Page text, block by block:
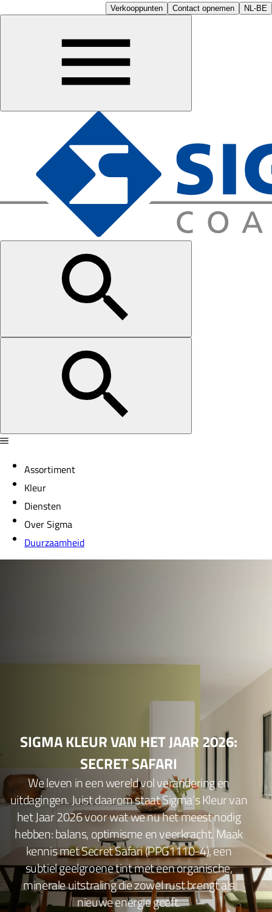
Verkooppunten Contact opnemen NL-BE
Assortiment
Kleur
Diensten
Over Sigma
Duurzaamheid
SIGMA KLEUR VAN HET JAAR 2026:
SECRET SAFARI
We leven in een wereld vol verandering en
uitdagingen. Juist daarom staat Sigma’s Kleur van
het Jaar 2026 voor wat we nu het meest nodig
hebben: balans, optimisme en veerkracht. Maak
kennis met Secret Safari (PPG1110-4), een
subtiel geelgroene tint met een organische,
minerale uitstraling die zowel rust brengt als
nieuwe energie geeft.